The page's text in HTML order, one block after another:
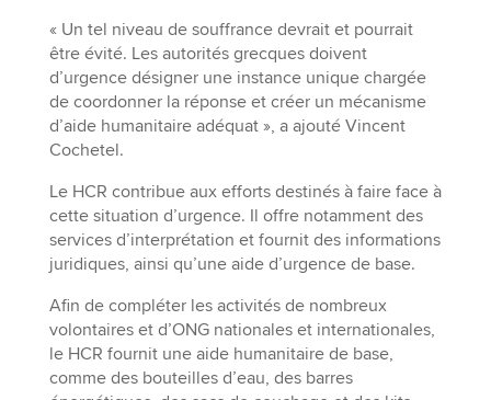
« Un tel niveau de souffrance devrait et pourrait
être évité. Les autorités grecques doivent
d’urgence désigner une instance unique chargée
de coordonner la réponse et créer un mécanisme
d’aide humanitaire adéquat », a ajouté Vincent
Cochetel.
Le HCR contribue aux efforts destinés à faire face à
cette situation d’urgence. Il offre notamment des
services d’interprétation et fournit des informations
juridiques, ainsi qu’une aide d’urgence de base.
Afin de compléter les activités de nombreux
volontaires et d’ONG nationales et internationales,
le HCR fournit une aide humanitaire de base,
comme des bouteilles d’eau, des barres